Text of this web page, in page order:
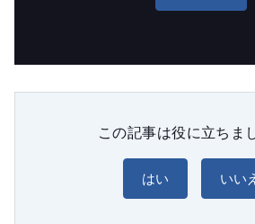
この記事は役に立ちま
はい いいえ